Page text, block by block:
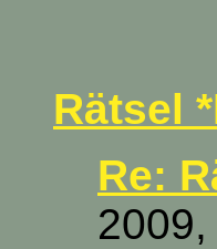
Rätsel
Re: